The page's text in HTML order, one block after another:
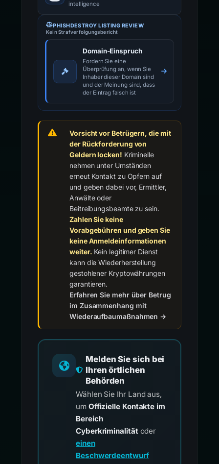
intelligence
PHISHDESTROY LISTING REVIEW
Kein Strafverfolgungsbericht
Domain-Einspruch
Fordern Sie eine
Überprüfung an, wenn Sie
Inhaber dieser Domain sind
und der Meinung sind, dass
der Eintrag falsch ist
Vorsicht vor Betrügern, die mit
der Rückforderung von
Geldern locken! Kriminelle
nehmen unter Umständen
erneut Kontakt zu Opfern auf
und geben dabei vor, Ermittler,
Anwälte oder
Beitreibungsbeamte zu sein.
Zahlen Sie keine
Vorabgebühren und geben Sie
keine Anmeldeinformationen
weiter. Kein legitimer Dienst
kann die Wiederherstellung
gestohlener Kryptowährungen
garantieren.
Erfahren Sie mehr über Betrug
im Zusammenhang mit
Wiederaufbaumaßnahmen →
Melden Sie sich bei
Ihren örtlichen
Behörden
Wählen Sie Ihr Land aus,
um Offizielle Kontakte im
Bereich
Cyberkriminalitätoder
einen
Beschwerdeentwurf